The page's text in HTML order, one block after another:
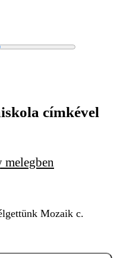
címkével
Mozaik c.